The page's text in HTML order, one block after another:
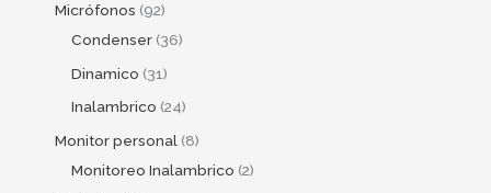
Micrófonos 92
Condenser 36
Dinamico 31
Inalambrico 24
Monitor personal 8
Monitoreo Inalambrico 2